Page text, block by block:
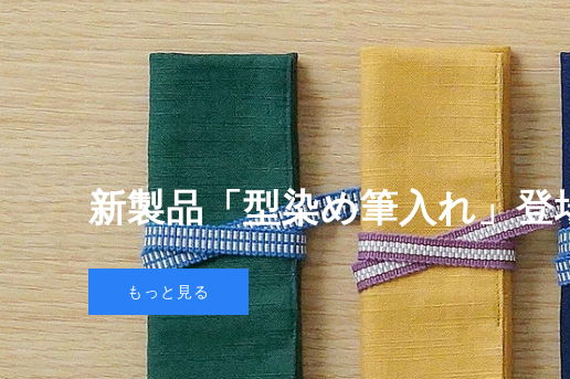
新製品「型染め筆入れ」登
もっと見る
新製品「天然竹筆ペン」も
もっと見る
新製品「型染め筆入れ」登
もっと見る